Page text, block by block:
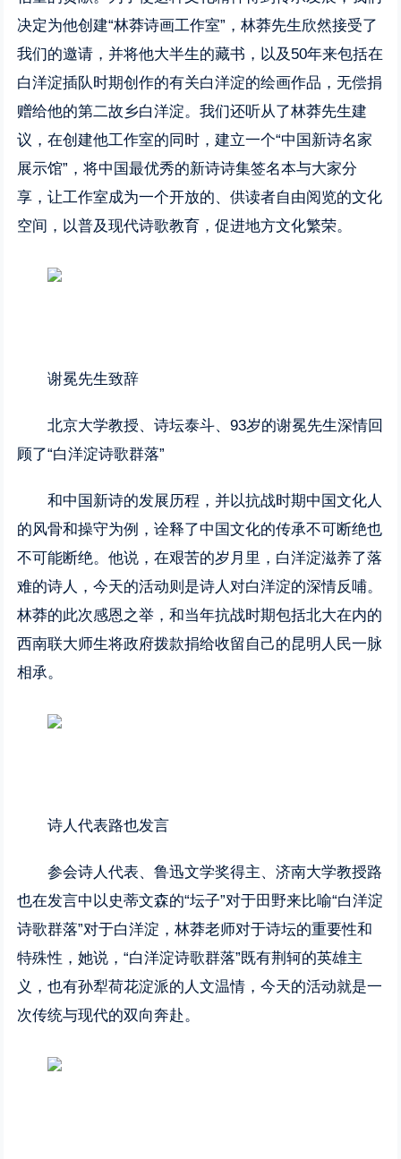
决定为他创建“林莽诗画工作室”，林莽先生欣然接受了
我们的邀请，并将他大半生的藏书，以及50年来包括在
白洋淀插队时期创作的有关白洋淀的绘画作品，无偿捐
赠给他的第二故乡白洋淀。我们还听从了林莽先生建
议，在创建他工作室的同时，建立一个“中国新诗名家
展示馆”，将中国最优秀的新诗诗集签名本与大家分
享，让工作室成为一个开放的、供读者自由阅览的文化
空间，以普及现代诗歌教育，促进地方文化繁荣。
谢冕先生致辞
北京大学教授、诗坛泰斗、93岁的谢冕先生深情回
顾了“白洋淀诗歌群落”
和中国新诗的发展历程，并以抗战时期中国文化人
的风骨和操守为例，诠释了中国文化的传承不可断绝也
不可能断绝。他说，在艰苦的岁月里，白洋淀滋养了落
难的诗人，今天的活动则是诗人对白洋淀的深情反哺。
林莽的此次感恩之举，和当年抗战时期包括北大在内的
西南联大师生将政府拨款捐给收留自己的昆明人民一脉
相承。
诗人代表路也发言
参会诗人代表、鲁迅文学奖得主、济南大学教授路
也在发言中以史蒂文森的“坛子”对于田野来比喻“白洋淀
诗歌群落”对于白洋淀，林莽老师对于诗坛的重要性和
特殊性，她说，“白洋淀诗歌群落”既有荆轲的英雄主
义，也有孙犁荷花淀派的人文温情，今天的活动就是一
次传统与现代的双向奔赴。